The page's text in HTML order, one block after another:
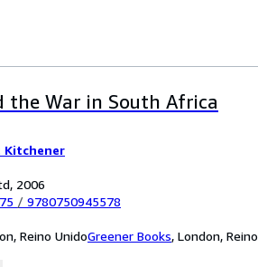
the War in South Africa
Kitchener
2006
/ 9780750945578
Reino UnidoGreener Books, London, Reino